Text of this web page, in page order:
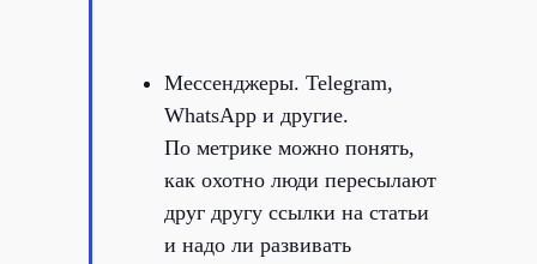
Мессенджеры. Telegram,
WhatsApp и другие.
По метрике можно понять,
как охотно люди пересылают
друг другу ссылки на статьи
и надо ли развивать